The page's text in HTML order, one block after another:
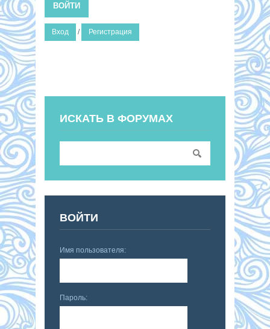
ВОЙТИ
Вход / Регистрация
ИСКАТЬ В ФОРУМАХ
ВОЙТИ
Имя пользователя:
Пароль: